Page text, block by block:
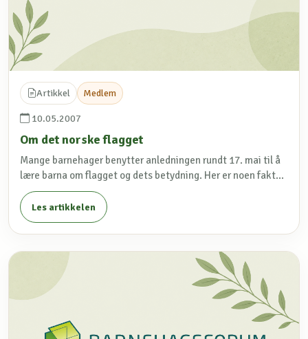
Artikkel Medlem
10.05.2007
Om det norske flagget
Mange barnehager benytter anledningen rundt 17. mai til å
lære barna om flagget og dets betydning. Her er noen fakt...
Les artikkelen